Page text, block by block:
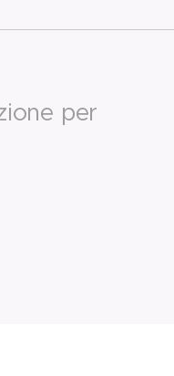
per